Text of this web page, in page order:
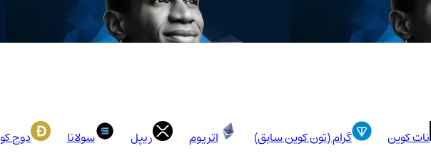
نات کوین گرام (تون کوین سابق) اتریوم ریپل سولانا دوج